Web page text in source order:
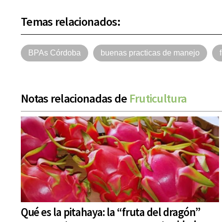
Temas relacionados:
BPAs Córdoba buenas practicas de manejo
Notas relacionadas de Fruticultura
Qué es la pitahaya: la “fruta del dragón”